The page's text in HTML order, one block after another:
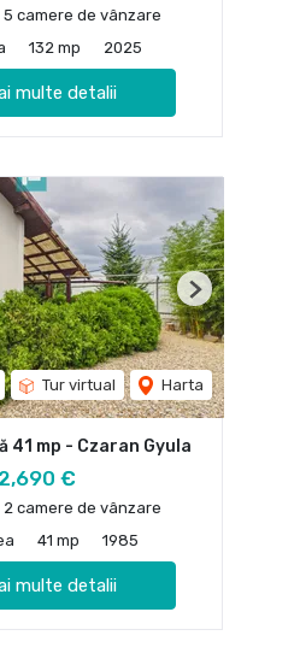
5 camere de vânzare
132 mp 2025
multe detalii
Tur virtual Harta
Next
41 mp - Czaran Gyula
€
2 camere de vânzare
41 mp 1985
multe detalii